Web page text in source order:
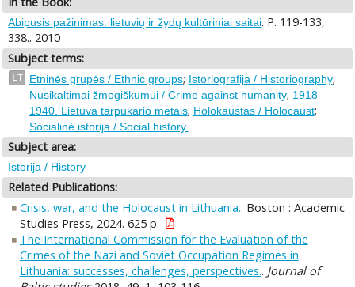
Abipusis pažinimas: lietuvių ir žydų kultūriniai saitai. P. 119-133,
338.. 2010
Subject terms:
LT Etninės grupės / Ethnic groups; Istoriografija / Historiography;
Nusikaltimai žmogiškumui / Crime against humanity; 1918-
1940. Lietuva tarpukario metais; Holokaustas / Holocaust;
Socialinė istorija / Social history.
Subject area:
Istorija / History
Related Publications:
Crisis, war, and the Holocaust in Lithuania.. Boston : Academic
Studies Press, 2024. 625 p.
The International Commission for the Evaluation of the
Crimes of the Nazi and Soviet Occupation Regimes in
Lithuania: successes, challenges, perspectives.. Journal of